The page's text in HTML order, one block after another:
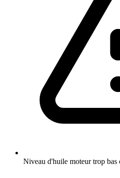
Niveau d'huile moteur trop bas